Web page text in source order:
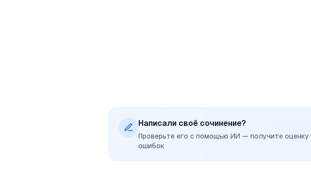
Написали своё сочинение?
Проверьте его с помощью ИИ — получите
ошибок